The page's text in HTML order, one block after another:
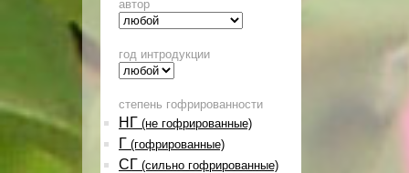
автор
год интродукции
степень гофрированности
НГ (не гофрированные)
Г (гофрированные)
СГ (сильно гофрированные)